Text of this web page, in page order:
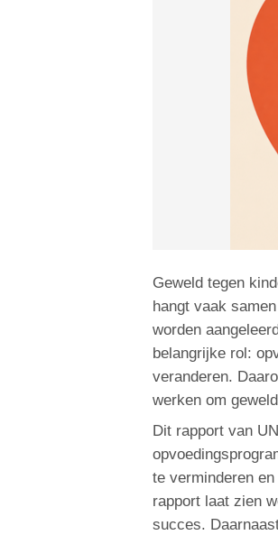
Geweld tegen
hangt vaak
worden
belangrijke rol:
veranderen.
werken om
Dit rapport van
te verminderen
rapport laat zien
succes.